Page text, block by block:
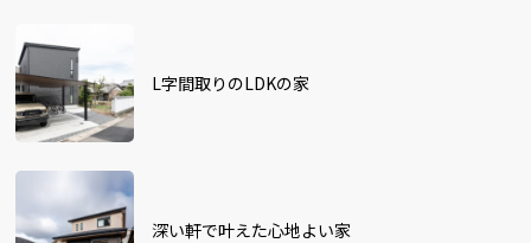
L字間取りのLDKの家
深い軒で叶えた心地よい家